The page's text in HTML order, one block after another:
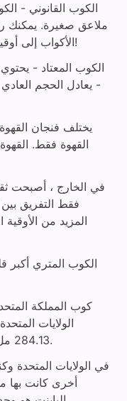
ملاعق صغيرة. يمكنك
الأكواب إلى أوقية ومحول أوقية سائلة إلى أكواب أدناه!
القهوة فقط.
في الخارج ، أصبحت
فقط التفريق
المزيد من الأوقية
الكوب المتري أكبر
كوب المملكة
الولايات
284.13 مل ، وهو ما يعادل حجم كرة تنس كبيرة.
في الولايات المتحدة
أخرى كانت بها